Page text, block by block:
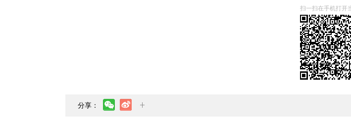
扫一扫在手机打开
分享：